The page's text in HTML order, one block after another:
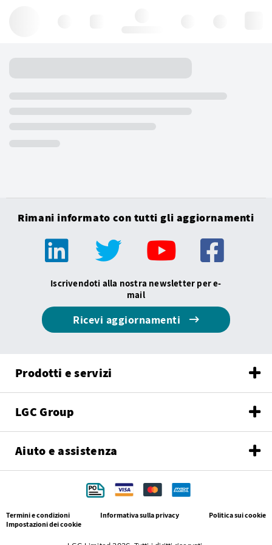
Rimani informato con tutti gli aggiornamenti
Iscrivendoti alla nostra newsletter per e-
mail
Ricevi aggiornamenti
Prodotti e servizi
LGC Group
Aiuto e assistenza
Termini e condizioni Informativa sulla privacy
Politica sui cookie
Impostazioni dei cookie